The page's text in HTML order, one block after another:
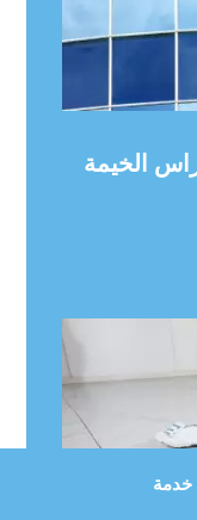
الخيمة
خدمة